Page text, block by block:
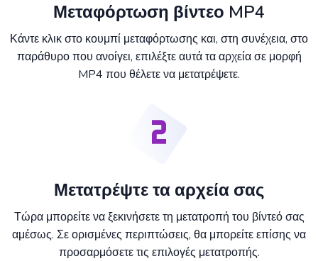
Μεταφόρτωση βίντεο MP4
Κάντε κλικ στο κουμπί μεταφόρτωσης και, στη συνέχεια, στο
παράθυρο που ανοίγει, επιλέξτε αυτά τα αρχεία σε μορφή
MP4 που θέλετε να μετατρέψετε.
Μετατρέψτε τα αρχεία σας
Τώρα μπορείτε να ξεκινήσετε τη μετατροπή του βίντεό σας
αμέσως. Σε ορισμένες περιπτώσεις, θα μπορείτε επίσης να
προσαρμόσετε τις επιλογές μετατροπής.